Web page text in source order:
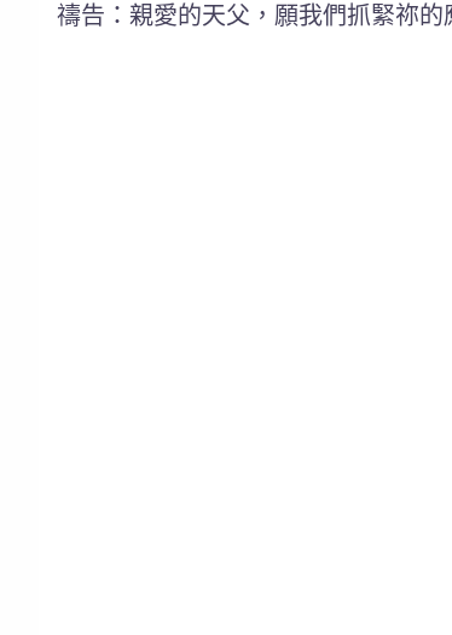
禱告：親愛的天父，願我們抓緊祢